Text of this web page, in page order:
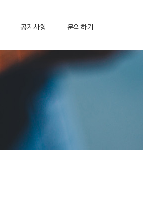
공지사항 문의하기